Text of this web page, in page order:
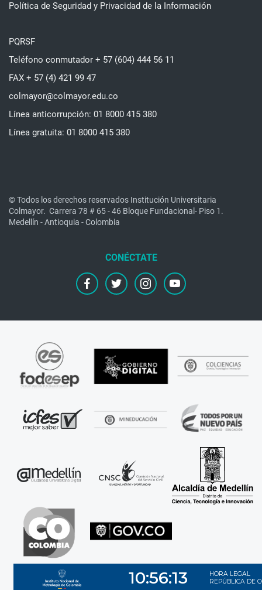
Política de Seguridad y Privacidad de la Información
PQRSF
Teléfono conmutador + 57 (604) 444 56 11
FAX + 57 (4) 421 99 47
colmayor@colmayor.edu.co
Línea anticorrupción: 01 8000 415 380
Línea gratuita: 01 8000 415 380
© Todos los derechos reservados Institución Universitaria
Colmayor. Carrera 78 # 65 - 46 Bloque Fundacional- Piso 1.
Medellín - Antioquia - Colombia